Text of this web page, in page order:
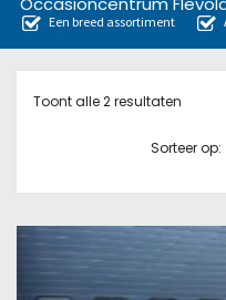
Een breed assortiment
Toont alle 2 resultaten
Sorteer op: